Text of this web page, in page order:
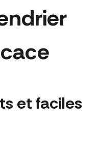
et faciles